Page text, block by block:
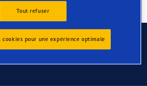
Tout refuser
cookies pour une expérience optimale